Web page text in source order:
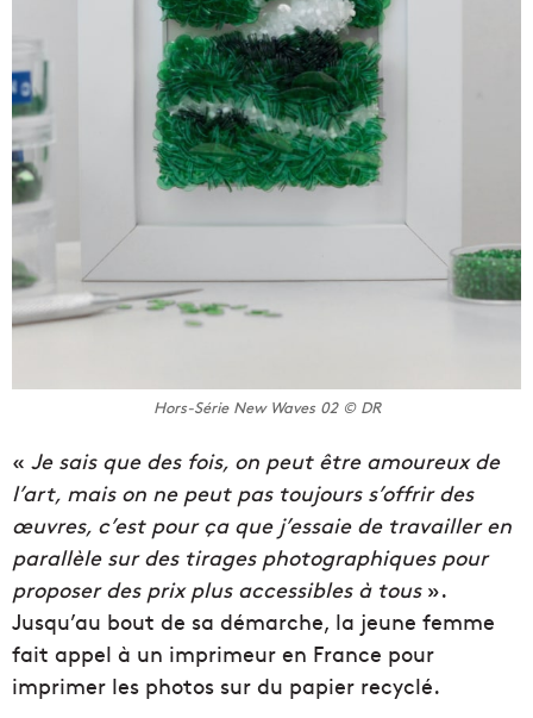
Hors-Série New Waves 02 © DR
« Je sais que des fois, on peut être amoureux de
l’art, mais on ne peut pas toujours s’offrir des
œuvres, c’est pour ça que j’essaie de travailler en
parallèle sur des tirages photographiques pour
proposer des prix plus accessibles à tous».
Jusqu’au bout de sa démarche, la jeune femme
fait appel à un imprimeur en France pour
imprimer les photos sur du papier recyclé.